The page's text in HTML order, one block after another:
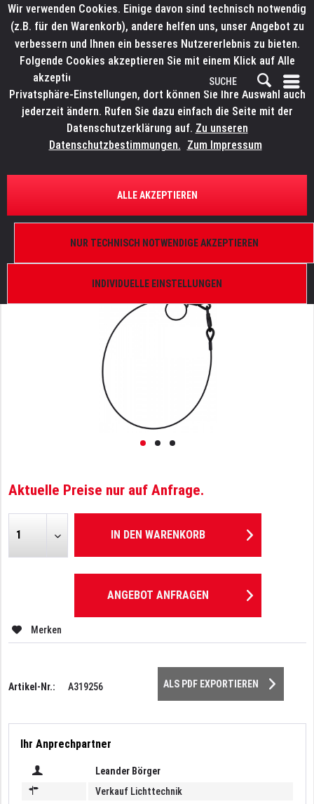
ÜBERSICHT ANSCHLAGSMATERIAL
LITECRAFT Saveking®
max. 40/60 kg nach DGUV, Kettenglied 6 mm,
schwarz
Aktuelle Preise nur auf Anfrage.
IN DEN WARENKORB
ANGEBOT ANFRAGEN
Merken
Artikel-Nr.: A319256 ALS PDF EXPORTIEREN
Ihr Anprechpartner
Leander Börger
Verkauf Lichttechnik
Wir verwenden Cookies. Einige davon sind technisch notwendig
(z.B. für den Warenkorb), andere helfen uns, unser Angebot zu
verbessern und Ihnen ein besseres Nutzererlebnis zu bieten.
Folgende Cookies akzeptieren Sie mit einem Klick auf Alle
akzeptieren. Weitere Informationen finden Sie in den
Privatsphäre-Einstellungen, dort können Sie Ihre Auswahl auch
jederzeit ändern. Rufen Sie dazu einfach die Seite mit der
Datenschutzerklärung auf. Zu unseren
Datenschutzbestimmungen. Zum Impressum
INDIVIDUELLE EINSTELLUNGEN
NUR TECHNISCH NOTWENDIGE AKZEPTIEREN
ALLE AKZEPTIEREN